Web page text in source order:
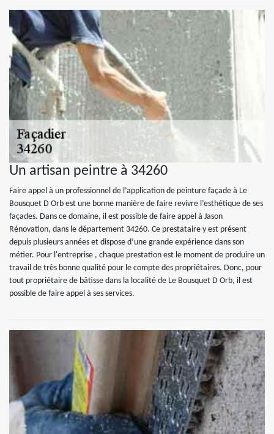
Un artisan peintre à 34260
Faire appel à un professionnel de l’application de peinture façade à Le
Bousquet D Orb est une bonne manière de faire revivre l’esthétique de ses
façades. Dans ce domaine, il est possible de faire appel à Jason
Rénovation, dans le département 34260. Ce prestataire y est présent
depuis plusieurs années et dispose d’une grande expérience dans son
métier. Pour l'entreprise , chaque prestation est le moment de produire un
travail de très bonne qualité pour le compte des propriétaires. Donc, pour
tout propriétaire de bâtisse dans la localité de Le Bousquet D Orb, il est
possible de faire appel à ses services.